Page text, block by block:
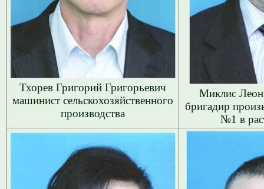
Тхорев Григорий Григорьевич
машинист сельскохозяйственного
производства
Миклис
бригадир
№1 в